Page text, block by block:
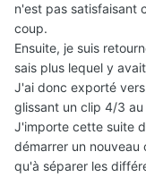
n'est pas satisfaisant
coup.
Ensuite, je suis
sais plus lequel y
J'ai donc exporté
glissant un clip 4/3
J'importe cette suite
démarrer un nouveau
qu'à séparer les